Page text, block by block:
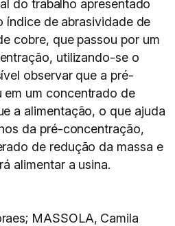
do trabalho apresentado
índice de abrasividade de
cobre, que passou por um
utilizando-se o
observar que a pré-
um concentrado de
a alimentação, o que ajuda
da pré-concentração,
de redução da massa e
alimentar a usina.
MASSOLA, Camila